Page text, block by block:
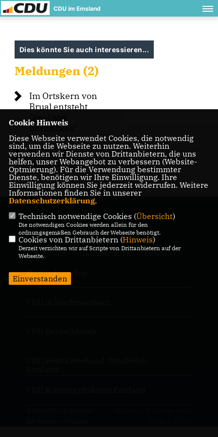
CDU im Emsland
Dies könnte Sie auch interessieren...
Meldungen (2)
Im Ortskern von
Brual entsteht
"heel wat
besünners"
Europa fängt
zuhause an
Homepage der CDU im Emsland
IMPRESSUM DATENSCHUTZ
Mitglied werden
Cookie Hinweis
Diese Webseite verwendet Cookies, die notwendig
sind, um die Webseite zu nutzen. Weiterhin
verwenden wir Dienste von Drittanbietern, die uns
helfen, unser Webangebot zu verbessern (Website-
Optmierung). Für die Verwendung bestimmter
Dienste, benötigen wir Ihre Einwilligung. Ihre
Einwilligung können Sie jederzeit widerrufen. Weitere
Informationen finden Sie in unserer
Datenschutzerklärung.
Technisch notwendige Cookies (Übersicht)
Die notwendigen Cookies werden allein für den
ordnungsgemäßen Gebrauch der Webseite benötigt.
Cookies von Drittanbietern (Hinweis)
Derzeit verzichten wir auf Scripte von Drittanbietern auf der
Webseite.
Einverstanden